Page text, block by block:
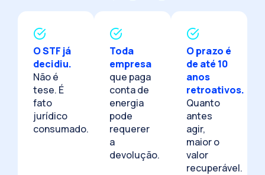
O STF já
decidiu.
Não é
tese. É
fato
jurídico
consumado.
Toda
empresa
que paga
conta de
energia
pode
requerer
a
devolução.
O prazo é
de até 10
anos
retroativos.
Quanto
antes
agir,
maior o
valor
recuperável.